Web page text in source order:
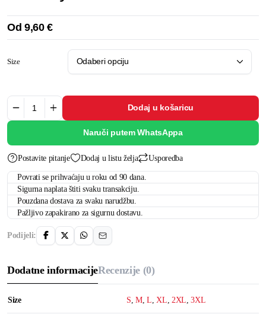
Od 9,60€
Size
Dodaj u košaricu
Naruči putem WhatsAppa
Postavite pitanje Dodaj u listu želja Usporedba
Povrati se prihvaćaju u roku od 90 dana.
Sigurna naplata štiti svaku transakciju.
Pouzdana dostava za svaku narudžbu.
Pažljivo zapakirano za sigurnu dostavu.
Podijeli:
Dodatne informacijeRecenzije (0)
Size S ,M,L XL 2XL ,3XL